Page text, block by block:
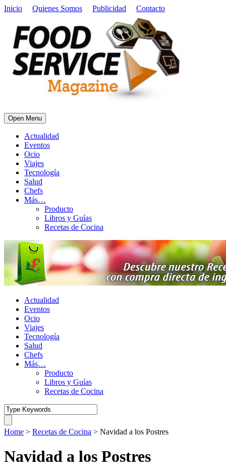
Inicio Quienes Somos Publicidad Contacto
Open Menu
Actualidad
Eventos
Ocio
Viajes
Tecnología
Salud
Chefs
Más…
Producto
Libros y Guías
Recetas de Cocina
Actualidad
Eventos
Ocio
Viajes
Tecnología
Salud
Chefs
Más…
Producto
Libros y Guías
Recetas de Cocina
Home > Recetas de Cocina > Navidad a los Postres
Navidad a los Postres